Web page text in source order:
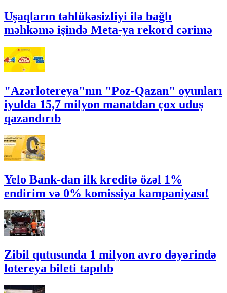
Uşaqların təhlükəsizliyi ilə bağlı
məhkəmə işində Meta-ya rekord cərimə
"Azərlotereya"nın "Poz-Qazan" oyunları
iyulda 15,7 milyon manatdan çox uduş
qazandırıb
Yelo Bank-dan ilk kreditə özəl 1%
endirim və 0% komissiya kampaniyası!
Zibil qutusunda 1 milyon avro dəyərində
lotereya bileti tapılıb